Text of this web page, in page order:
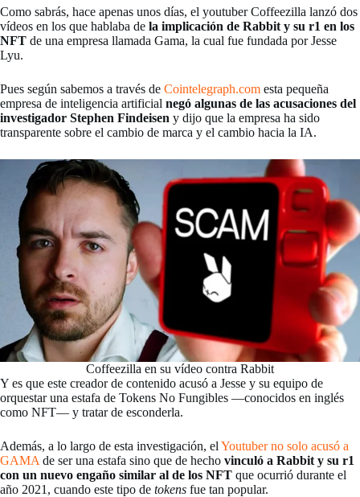
Como sabrás, hace apenas unos días, el youtuber Coffeezilla lanzó dos
vídeos en los que hablaba de la implicación de Rabbit y su r1 en los
NFT de una empresa llamada Gama, la cual fue fundada por Jesse
Lyu.
Pues según sabemos a través de Cointelegraph.com esta pequeña
empresa de inteligencia artificial negó algunas de las acusaciones del
investigador Stephen Findeisen y dijo que la empresa ha sido
transparente sobre el cambio de marca y el cambio hacia la IA.
Coffeezilla en su vídeo contra Rabbit
Y es que este creador de contenido acusó a Jesse y su equipo de
orquestar una estafa de Tokens No Fungibles —conocidos en inglés
como NFT— y tratar de esconderla.
Además, a lo largo de esta investigación, el Youtuber no solo acusó a
GAMA de ser una estafa sino que de hecho vinculó a Rabbit y su r1
con un nuevo engaño similar al de los NFT que ocurrió durante el
año 2021, cuando este tipo de tokens fue tan popular.